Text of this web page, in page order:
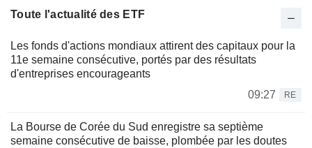
Toute l'actualité des ETF
Les fonds d'actions mondiaux attirent des capitaux pour la
11e semaine consécutive, portés par des résultats
d'entreprises encourageants
09:27
RE
La Bourse de Corée du Sud enregistre sa septième
semaine consécutive de baisse, plombée par les doutes